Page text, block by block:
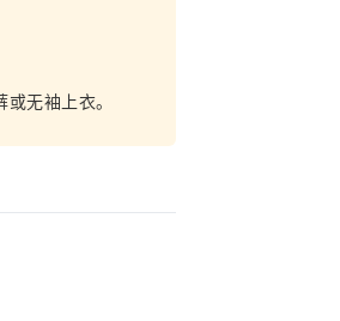
无袖上衣。